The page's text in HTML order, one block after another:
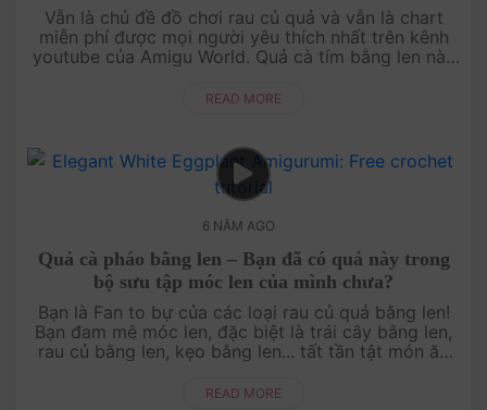
Vẫn là chủ đề đồ chơi rau củ quả và vẫn là chart
miễn phí được mọi người yêu thích nhất trên kênh
youtube của Amigu World. Quả cà tím bằng len này
READ MORE
6 NĂM AGO
Quả cà pháo bằng len – Bạn đã có quả này trong
bộ sưu tập móc len của mình chưa?
Bạn là Fan to bự của các loại rau củ quả bằng len!
Bạn đam mê móc len, đặc biệt là trái cây bằng len,
rau củ bằng len, kẹo bằng len... tất tần tật món ăn
READ MORE